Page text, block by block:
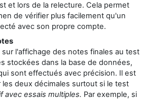
et lors de la relecture. Cela permet
de vérifier plus facilement qu'un
avec son propre compte.
l'affichage des notes finales au test
stockées dans la base de données,
sont effectués avec précision. Il est
deux décimales surtout si le test
avec essais multiples. Par exemple, si